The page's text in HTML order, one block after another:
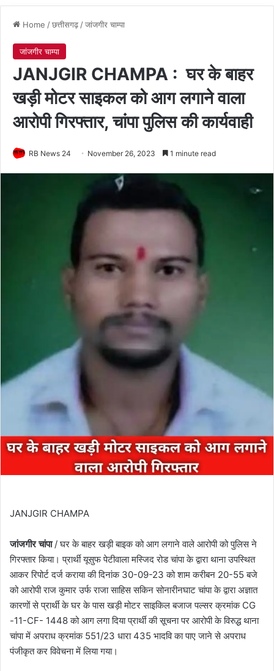
Home /छत्तीसगढ़/जांजगीर चाम्पा
जांजगीर चाम्पा
JANJGIR CHAMPA : घर के बाहर
खड़ी मोटर साइकल को आग लगाने वाला
आरोपी गिरफ्तार, चांपा पुलिस की कार्यवाही
RB News 24 November 26, 2023 1 minute read
JANJGIR CHAMPA
जांजगीर चांपा/ घर के बाहर खड़ी बाइक को आग लगाने वाले आरोपी को पुलिस ने
गिरफ्तार किया। प्रार्थी यूसुफ पेटीवाला मस्जिद रोड चांपा के द्वारा थाना उपस्थित
आकर रिपोर्ट दर्ज कराया की दिनांक 30-09-23 को शाम करीबन 20-55 बजे
को आरोपी राज कुमार उर्फ राजा साहिस सकिन सोनारीनघाट चांपा के द्वारा अज्ञात
कारणों से प्रार्थी के घर के पास खड़ी मोटर साइकिल बजाज पल्सर क्रमांक CG
-11-CF- 1448 को आग लगा दिया प्रार्थी की सूचना पर आरोपी के विरुद्ध थाना
चांपा में अपराध क्रमांक 551/23 धारा 435 भादवि का पाए जाने से अपराध
पंजीकृत कर विवेचना में लिया गया।